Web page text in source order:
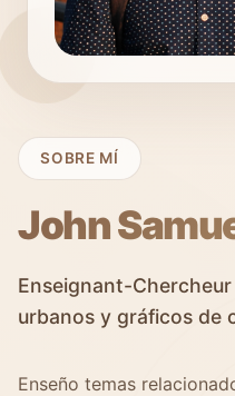
SOBRE MÍ
John
Enseignant-
urbanos y gráficos de
Enseño temas